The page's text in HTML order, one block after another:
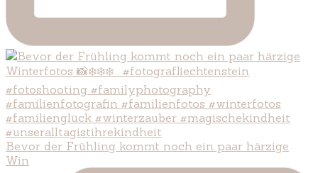
Bevor der Frühling kommt noch ein paar härzige
Win